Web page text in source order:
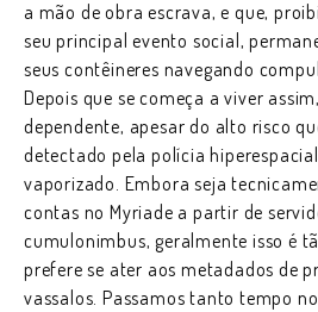
a mão de obra escrava, e que,
seu principal evento social,
seus contêineres navegando
Depois que se começa a viver
dependente, apesar do alto risco
detectado pela polícia
vaporizado. Embora seja
contas no Myriade a partir de
cumulonimbus, geralmente isso é
prefere se ater aos metadados de
vassalos. Passamos tanto tempo